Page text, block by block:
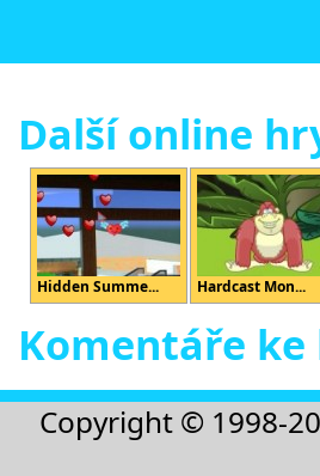
Další online
Hidden Summe... Hardcast Mon...
Komentáře ke
Copyright © 1998-